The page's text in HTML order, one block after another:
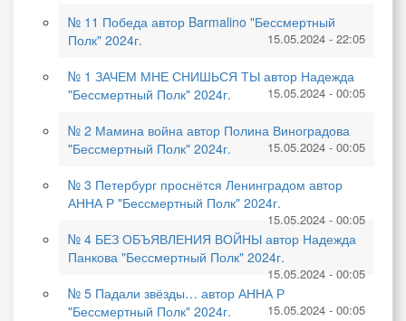
№ 11 Победа автор Barmalino "Бессмертный
Полк" 2024г.
15.05.2024 - 22:05
№ 1 ЗАЧЕМ МНЕ СНИШЬСЯ ТЫ автор Надежда
"Бессмертный Полк" 2024г.
15.05.2024 - 00:05
№ 2 Мамина война автор Полина Виноградова
"Бессмертный Полк" 2024г.
15.05.2024 - 00:05
№ 3 Петербург проснётся Ленинградом автор
АННА Р "Бессмертный Полк" 2024г.
15.05.2024 - 00:05
№ 4 БЕЗ ОБЪЯВЛЕНИЯ ВОЙНЫ автор Надежда
Панкова "Бессмертный Полк" 2024г.
15.05.2024 - 00:05
№ 5 Падали звёзды… автор АННА Р
"Бессмертный Полк" 2024г.
15.05.2024 - 00:05